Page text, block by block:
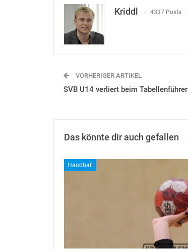
Kriddl 4337 Posts
VORHERIGER ARTIKEL
SVB U14 verliert beim Tabellenführer
Das könnte dir auch gefallen
Handball